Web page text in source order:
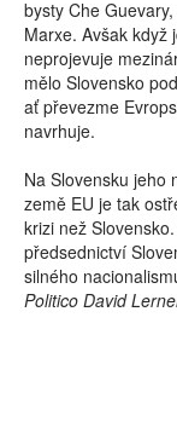
bysty Che
Marxe. Avšak když
neprojevuje
mělo Slovensko
ať převezme
navrhuje.
Na Slovensku jeho
země EU je tak
krizi než
předsednictví
silného
Politico David